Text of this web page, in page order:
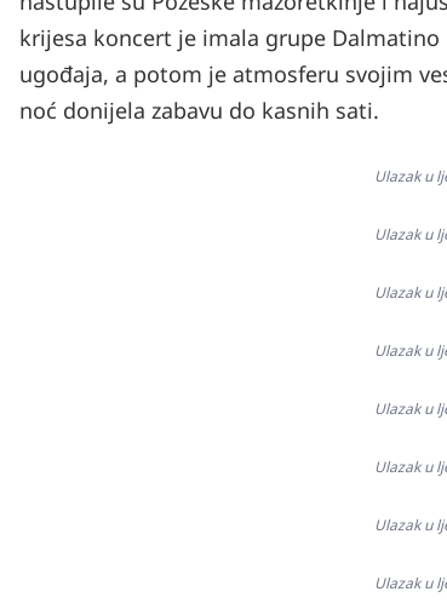
krijesa koncert je imala grupe
ugođaja, a potom je atmosferu svojim
noć donijela zabavu do kasnih sati.
Ulazak u
Ulazak u
Ulazak u
Ulazak u
Ulazak u
Ulazak u
Ulazak u
Ulazak u